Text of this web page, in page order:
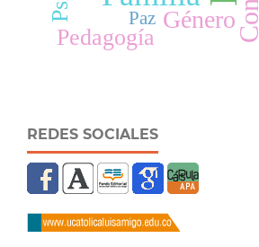
Género
Pedagogía
Paz
REDES SOCIALES